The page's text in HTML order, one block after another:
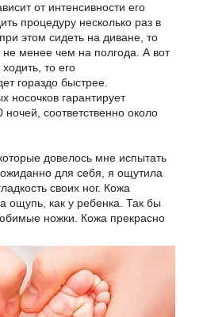
от интенсивности его
процедуру несколько раз в
этом сидеть на диване, то
не менее чем на полгода. А вот
то его
гораздо быстрее.
носочков гарантирует
соответственно около
довелось мне испытать
для себя, я ощутила
своих ног. Кожа
ощупь, как у ребенка. Так бы
ножки. Кожа прекрасно